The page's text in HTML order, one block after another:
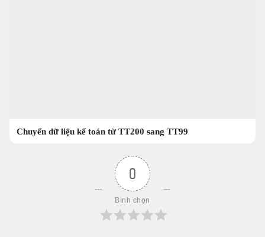
Chuyển dữ liệu kế toán từ TT200 sang TT99
0
Bình chọn